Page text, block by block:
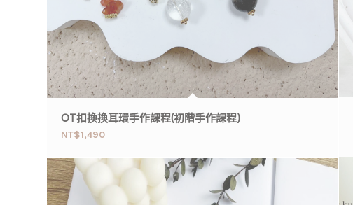
OT扣換換耳環手作課程(初階手作課程)
NT$1,490